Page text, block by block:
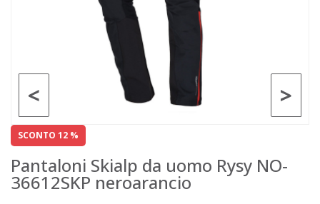
>
<
SCONTO 12 %
Pantaloni Skialp da uomo Rysy NO-
36612SKP neroarancio